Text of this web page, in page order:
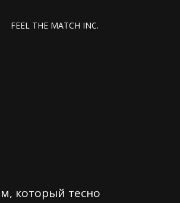
FEEL THE MATCH INC.
который тесно